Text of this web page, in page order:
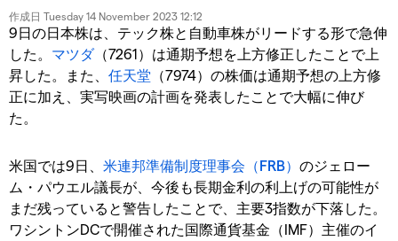
作成日 Tuesday 14 November 2023 12:12
9日の日本株は、テック株と自動車株がリードする形で急伸
した。 マツダ（7261）は通期予想を上方修正したことで上
昇した。また、 任天堂 （7974）の株価は通期予想の上方修
正に加え、実写映画の計画を発表したことで大幅に伸び
た。
米国では9日、 米連邦準備制度理事会（FRB） のジェロー
ム・パウエル議長が、今後も長期金利の利上げの可能性が
まだ残っていると警告したことで、主要3指数が下落した。
ワシントンDCで開催された国際通貨基金（IMF）主催のイ